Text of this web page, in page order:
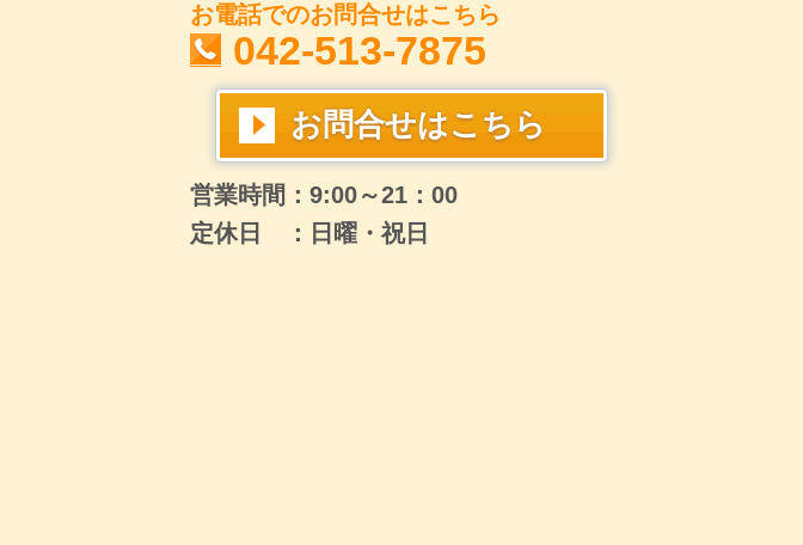
お電話でのお問合せはこちら
042-513-7875
お問合せはこちら
営業時間：9:00～21：00
定休日 ：日曜・祝日